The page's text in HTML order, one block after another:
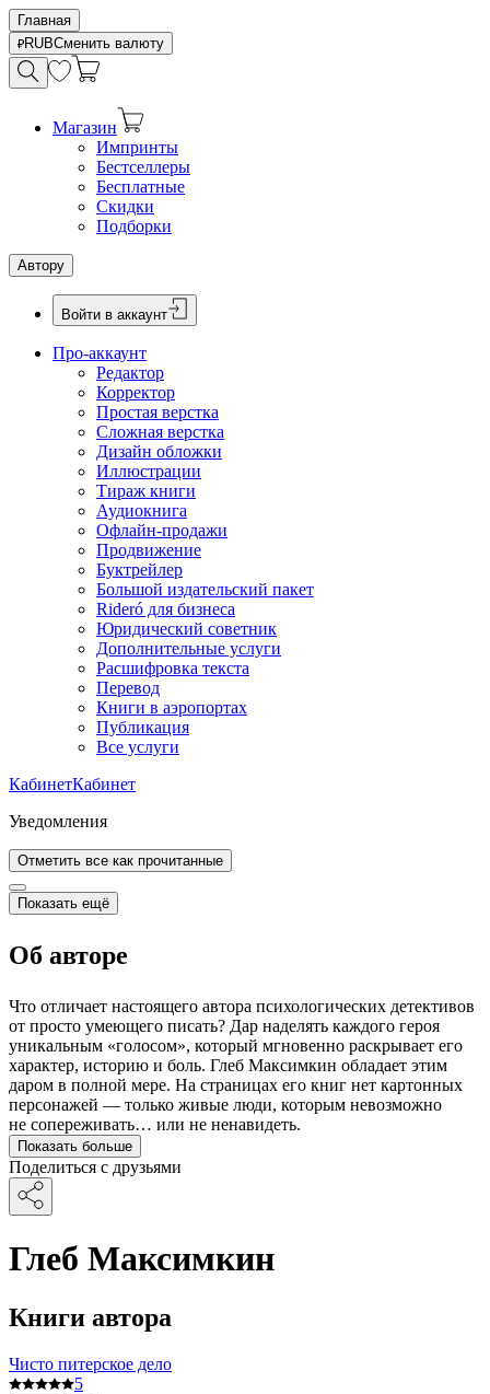
Главная
RUBСменить валюту
Магазин
Импринты
Бестселлеры
Бесплатные
Скидки
Подборки
Автору
Войти в аккаунт
Про-аккаунт
Редактор
Корректор
Простая верстка
Сложная верстка
Дизайн обложки
Иллюстрации
Тираж книги
Аудиокнига
Офлайн-продажи
Продвижение
Буктрейлер
Большой издательский пакет
Rideró для бизнеса
Юридический советник
Дополнительные услуги
Расшифровка текста
Перевод
Книги в аэропортах
Публикация
Все услуги
КабинетКабинет
Уведомления
Отметить все как прочитанные
Показать ещё
Об авторе
Что отличает настоящего автора психологических детективов
от просто умеющего писать? Дар наделять каждого героя
уникальным «голосом», который мгновенно раскрывает его
характер, историю и боль. Глеб Максимкин обладает этим
даром в полной мере. На страницах его книг нет картонных
персонажей — только живые люди, которым невозможно
не сопереживать… или не ненавидеть.
Показать больше
Поделиться с друзьями
Глеб Максимкин
Книги автора
Чисто питерское дело
5